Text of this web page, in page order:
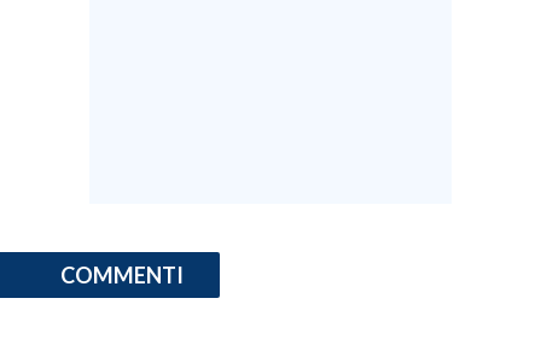
COMMENTI